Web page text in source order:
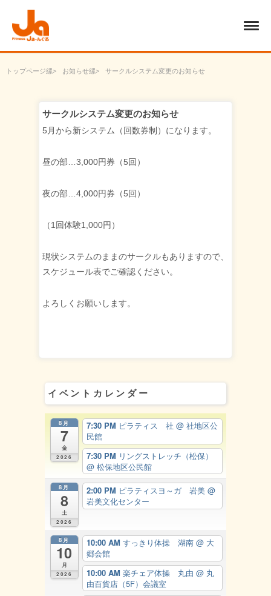
トップページ お知らせ サークルシステム変更のお知らせ
サークルシステム変更のお知らせ
5月から新システム（回数券制）になります。
昼の部…3,000円券（5回）
夜の部…4,000円券（5回）
（1回体験1,000円）
現状システムのままのサークルもありますので、
スケジュール表でご確認ください。
よろしくお願いします。
イベントカレンダー
8月
7
金
2026
7:30 PM ピラティス 社 @ 社地区公
民館
7:30 PM リングストレッチ（松保）
@ 松保地区公民館
8月
8
土
2026
2:00 PM ピラティスヨ～ガ 岩美 @
岩美文化センター
8月
10
月
2026
10:00 AM すっきり体操 湖南 @ 大
郷会館
10:00 AM 楽チェア体操 丸由 @ 丸
由百貨店（5F）会議室